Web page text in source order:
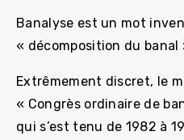
Banalyse est un mot
« décomposition du banal
Extrêmement discret, le
« Congrès ordinaire de
qui s’est tenu de 1982 à